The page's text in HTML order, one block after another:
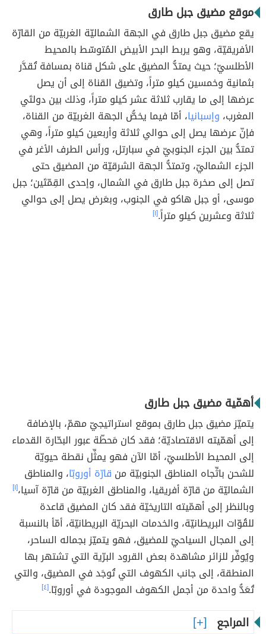
موقع مضيق جبل طارق
يقع مضيق جبل طارق في الجهة الشماليّة الغربيّة من القارّة
الأفريقيّة، وهو يربط البحر الأبيض المُتوسّط بالمحيط
الأطلسيّ؛ حيث يمتدُّ المضيق على شكل قناة بمسافة تُقدَّر
بثمانية وخمسين كيلو متراً، وتضيق القناة إلى أن يصل
عرضها إلى ما يقارب ثلاثة عشر كيلو متراً، وذلك بين دولتَي
المغرب، وإسبانيا، أمّا فيما يخصُّ الجهة الغربيّة من القناة،
فإنّ عرضها يصل إلى حوالي ثلاثة وأربعين كيلو متراً، وهي
تمتدُّ بين الجزء الجنوبيّ في سبارتل، ورأس الطرف الأغر في
الجزء الشماليّ، وتمتدُّ الجهة الشرقيّة من المضيق حتى
تصل إلى صخرة جبل طارق في الشمال، وإحدى القِمّتَين؛ جبل
موسى، أو جبل هاكو في الجنوب، وبعَرض يصل إلى حوالي
ثلاثة وعشرين كيلو متراً.[١]
أهمّية مضيق جبل طارق
يتميّز مضيق جبل طارق بموقع استراتيجيّ مهمّ، بالإضافة
إلى أهمّيته الاقتصاديّة؛ فقد كان مَحطّة عبور البحّارة القدماء
إلى المحيط الأطلسيّ، أمّا الآن فهو يمثِّل نقطة حيويّة
للشحن باتِّجاه المناطق الجنوبيّة من قارّة أوروبّا، والمناطق
الشماليّة من قارّة أفريقيا، والمناطق الغربيّة من قارّة آسيا،[١]
وبالنظر إلى أهمّيته التاريخيّة فقد كان المضيق قاعدة
للقُوّات البريطانيّة، والخدمات البحريّة البريطانيّة، أمّأ بالنسبة
إلى المجال السياحيّ للمضيق، فهو يتميّز بجماله الساحر،
ويُوفِّر للزائر مشاهدة بعض القرود البرّية التي تشتهر بها
المنطقة، إلى جانب الكهوف التي تُوجَد في المضيق، والتي
تُعَدُّ واحدة من أجمل الكهوف الموجودة في أوروبّا.[٤]
المراجع